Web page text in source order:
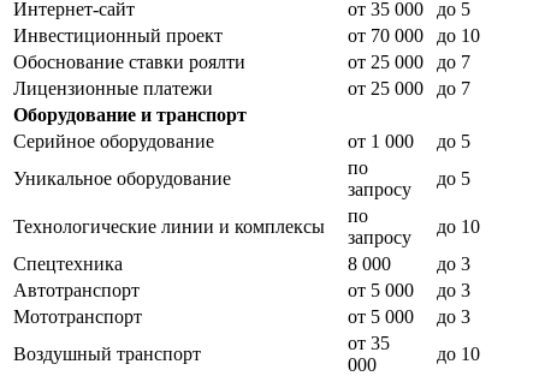
Интернет-сайт от 35 000
до 5
Инвестиционный проект
от 70 000
до 10
Обоснование ставки роялти
от 25 000
до 7
Лицензионные платежи
от 25 000
до 7
Оборудование и транспорт
Серийное оборудование
от 1 000
до 5
Уникальное оборудование
по
запросу
до 5
Технологические линии и комплексы
по
запросу
до 10
Спецтехника
8 000
до 3
Автотранспорт
от 5 000
до 3
Мототранспорт
от 5 000
до 3
Воздушный транспорт
от 35
000
до 10